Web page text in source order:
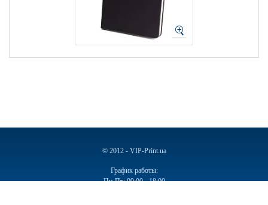
© 2012 - VIP-Print.ua
График работы:
Пн-Пт: 09:00 - 18:00